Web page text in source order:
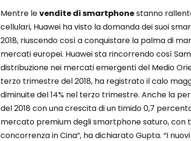
Mentre levendite di smartphonestanno
cellulari, Huawei ha visto la domanda dei suoi
2018, riuscendo così a conquistare la palma di
mercati europei. Huawei sta rincorrendo così
distribuzione nei mercati emergenti del Medio
terzo trimestre del 2018, ha registrato il calo
diminuite del 14% nel terzo trimestre. Anche la
del 2018 con una crescita di un timido 0,7
mercato premium degli smartphone saturo, con
concorrenza in Cina”, ha dichiarato Gupta. “I